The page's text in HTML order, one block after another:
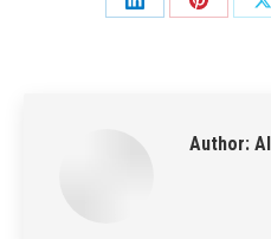
Share
Share
Author: